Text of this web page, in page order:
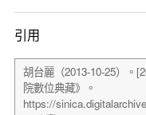
引用